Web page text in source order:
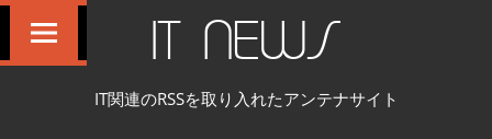
IT NEWS
IT関連のRSSを取り入れたアンテナサイト